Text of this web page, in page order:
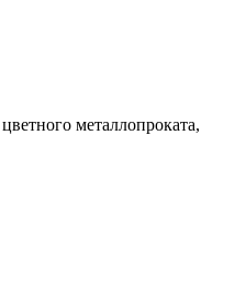
металлопроката,